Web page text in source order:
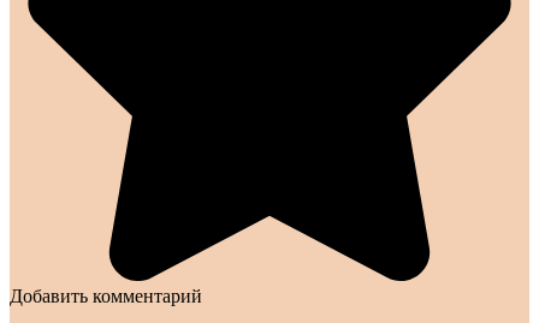
Добавить комментарий